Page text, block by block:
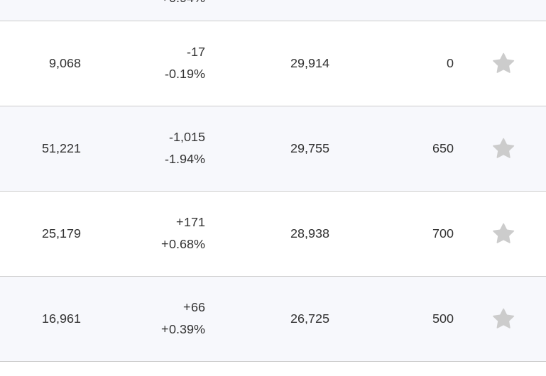
9,068
-17
-0.19%
29,914 0
51,221
-1,015
-1.94%
29,755 650
25,179
+171
+0.68%
28,938 700
16,961
+66
+0.39%
26,725 500